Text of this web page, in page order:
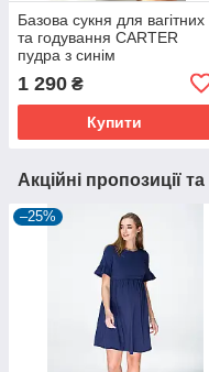
Базова сукня для вагітних
та годування CARTER
пудра з синім
1 290 ₴
Купити
Акційні пропозиції
–25%